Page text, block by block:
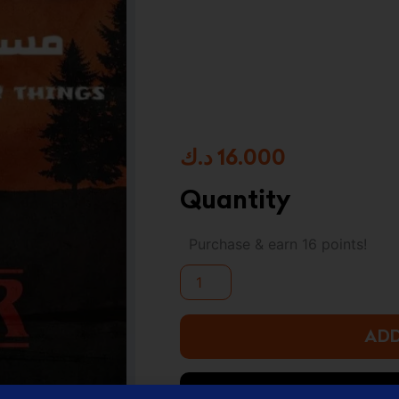
16.000 د.ك
Quantity
Purchase & earn 16 points!
things
سلسلة
كتابين
مسلسل
quantity